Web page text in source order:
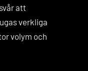
att
verkliga
volym och